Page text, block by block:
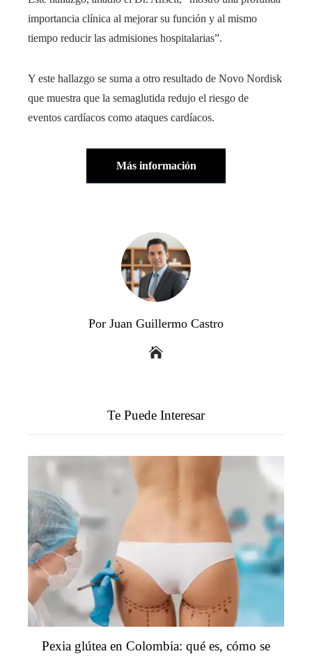
importancia clínica al mejorar su función y al mismo
tiempo reducir las admisiones hospitalarias”.
Y este hallazgo se suma a otro resultado de Novo Nordisk
que muestra que la semaglutida redujo el riesgo de
eventos cardíacos como ataques cardíacos.
Más información
Por Juan Guillermo Castro
Te Puede Interesar
Pexia glútea en Colombia: qué es, cómo se